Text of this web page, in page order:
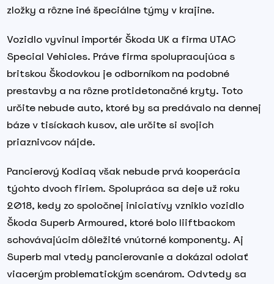
zložky a rôzne iné špeciálne týmy v krajine.
Vozidlo vyvinul importér Škoda UK a firma UTAC
Special Vehicles. Práve firma spolupracujúca s
britskou Škodovkou je odborníkom na podobné
prestavby a na rôzne protidetonačné kryty. Toto
určite nebude auto, ktoré by sa predávalo na dennej
báze v tisíckach kusov, ale určite si svojich
priaznivcov nájde.
Pancierový Kodiaq však nebude prvá kooperácia
týchto dvoch firiem. Spolupráca sa deje už roku
2018, kedy zo spoločnej iniciatívy vzniklo vozidlo
Škoda Superb Armoured, ktoré bolo liiftbackom
schovávajúcim dôležité vnútorné komponenty. Aj
Superb mal vtedy pancierovanie a dokázal odolať
viacerým problematickým scenárom. Odvtedy sa